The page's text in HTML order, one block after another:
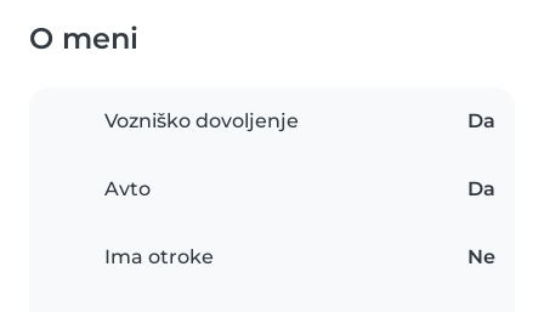
O meni
Vozniško dovoljenje Da
Avto Da
Ima otroke Ne